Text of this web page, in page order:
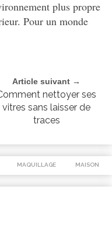
plus propre
Pour un monde
Article suivant →
nettoyer ses
vitres sans laisser de
traces
MAQUILLAGE MAISON